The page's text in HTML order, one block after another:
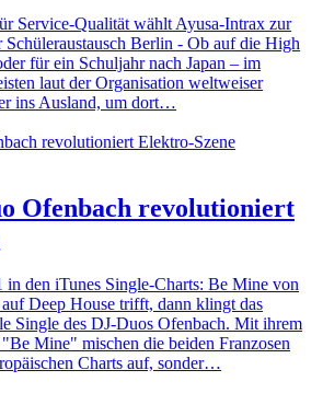
Service-Qualität wählt Ayusa-Intrax zur
Schüleraustausch Berlin - Ob auf die High
für ein Schuljahr nach Japan – im
laut der Organisation weltweiser
ins Ausland, um dort…
Ofenbach revolutioniert
den iTunes Single-Charts: Be Mine von
Deep House trifft, dann klingt das
Single des DJ-Duos Ofenbach. Mit ihrem
Mine" mischen die beiden Franzosen
Charts auf, sonder…